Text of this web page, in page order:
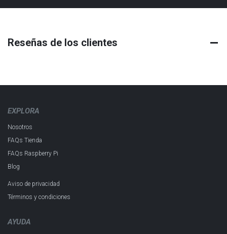
Reseñas de los clientes
EXPLORA
Nosotros
FAQs Tienda
FAQs Raspberry Pi
Blog
Aviso de privacidad
Términos y condiciones
AYUDA